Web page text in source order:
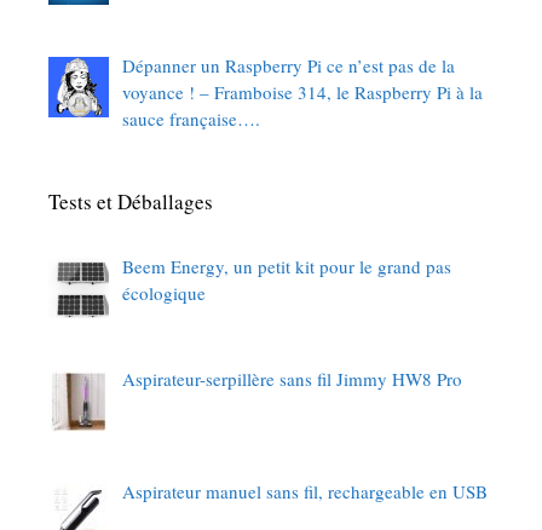
Dépanner un Raspberry Pi ce n’est pas de la
voyance ! – Framboise 314, le Raspberry Pi à la
sauce française….
Tests et Déballages
Beem Energy, un petit kit pour le grand pas
écologique
Aspirateur-serpillère sans fil Jimmy HW8 Pro
Aspirateur manuel sans fil, rechargeable en USB